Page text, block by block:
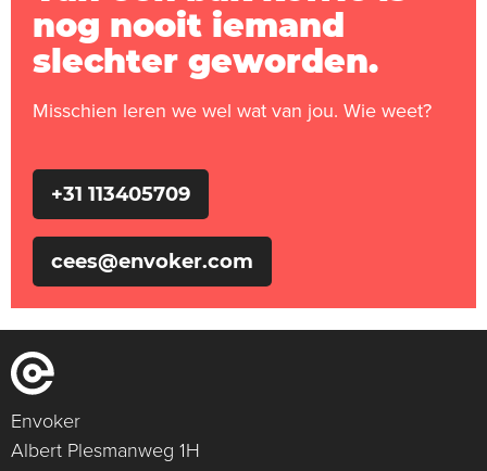
nog nooit iemand
slechter geworden.
Misschien leren we wel wat van jou. Wie weet?
+31 113405709
cees@envoker.com
Envoker
Albert Plesmanweg 1H